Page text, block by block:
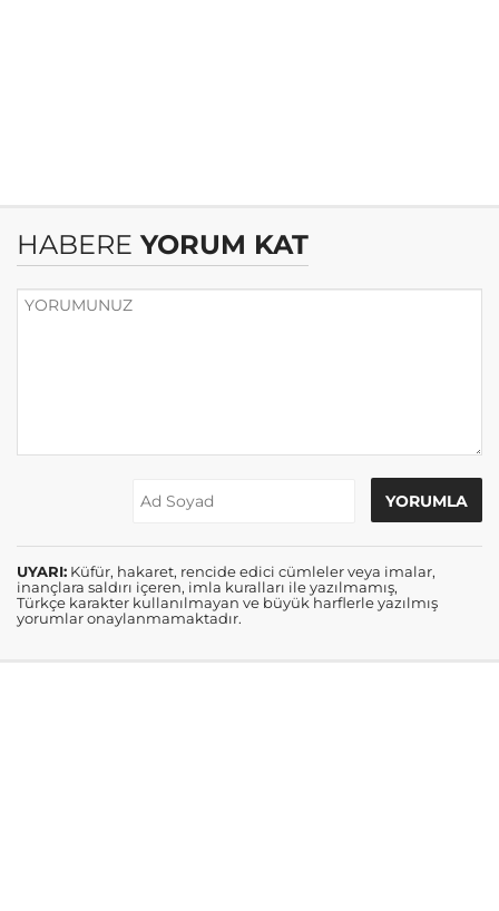
HABERE YORUM KAT
UYARI: Küfür, hakaret, rencide edici cümleler veya imalar,
inançlara saldırı içeren, imla kuralları ile yazılmamış,
Türkçe karakter kullanılmayan ve büyük harflerle yazılmış
yorumlar onaylanmamaktadır.